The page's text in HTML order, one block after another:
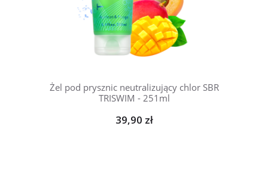
Żel pod prysznic neutralizujący chlor SBR
TRISWIM - 251ml
39,90 zł